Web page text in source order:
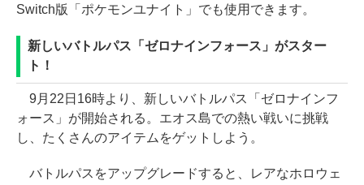
Switch版「ポケモンユナイト」でも使用できます。
新しいバトルパス「ゼロナインフォース」がスター
ト！
9月22日16時より、新しいバトルパス「ゼロナインフ
ォース」が開始される。エオス島での熱い戦いに挑戦
し、たくさんのアイテムをゲットしよう。
バトルパスをアップグレードすると、レアなホロウェ